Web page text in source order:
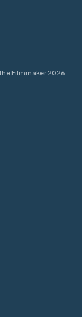
Filmmaker 2026